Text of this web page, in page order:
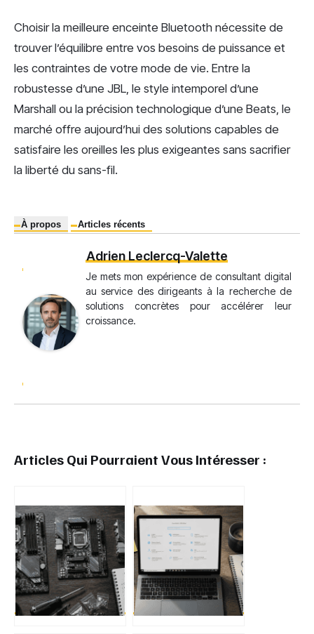
Choisir la meilleure enceinte Bluetooth nécessite de
trouver l’équilibre entre vos besoins de puissance et
les contraintes de votre mode de vie. Entre la
robustesse d’une JBL, le style intemporel d’une
Marshall ou la précision technologique d’une Beats, le
marché offre aujourd’hui des solutions capables de
satisfaire les oreilles les plus exigeantes sans sacrifier
la liberté du sans-fil.
À propos Articles récents
Adrien Leclercq-Valette
Je mets mon expérience de consultant digital
au service des dirigeants à la recherche de
solutions concrètes pour accélérer leur
croissance.
Articles Qui Pourraient Vous Intéresser :